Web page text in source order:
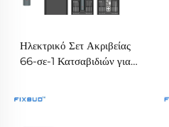
Ηλεκτρικό Σετ Ακριβείας
66-σε-1 Κατσαβιδιών για